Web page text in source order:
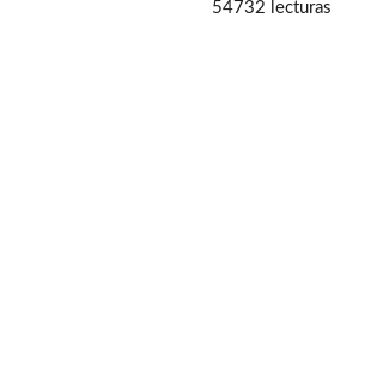
54732 lecturas